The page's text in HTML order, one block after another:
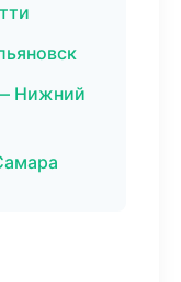
Нижний